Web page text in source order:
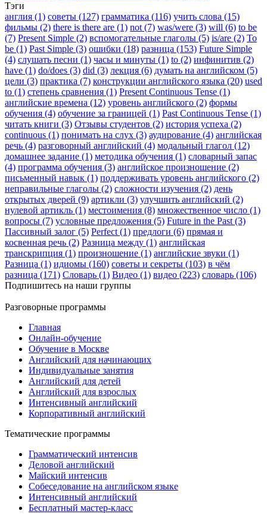
Тэги
англия (1) советы (127) грамматика (116) учить слова (15)
фильмы (2) there is there are (1) not (7) was/were (3) will (6) to be
(7) Present Simple (2) вспомогательные глаголы (5) is/are (2) To
be (1) Past Simple (3) ошибки (18) разница (153) Future Simple
(4) слушать песни (1) часы и минуты (1) to (2) инфинитив (2)
have (1) do/does (3) did (3) лекция (6) думать на английском (5)
цели (3) практика (7) конструкции английского языка (20) used
to (1) степень сравнения (1) Present Continuous Tense (1)
английские времена (12) уровень английского (2) формы
обучения (4) обучение за границей (1) Past Continuous Tense (1)
читать книги (3) Отзывы студентов (2) история успеха (2)
continuous (1) понимать на слух (3) аудирование (4) английская
речь (4) разговорный английский (4) модальный глагол (12)
домашнее задание (1) методика обучения (1) словарный запас
(4) программа обучения (3) английское произношение (2)
письменный навык (1) поддерживать уровень английского (2)
неправильные глаголы (2) сложности изучения (2) день
открытых дверей (9) артикли (3) улучшить английский (2)
нулевой артикль (1) местоимения (8) множественное число (1)
вопросы (7) условные предложения (5) Future in the Past (3)
Пассивный залог (5) Perfect (1) предлоги (6) прямая и
косвенная речь (2) Разница между (1) английская
транскрипция (1) произношение (1) английские звуки (1)
Разница (1) идиомы (160) советы и секреты (103) в чём
разница (171) Словарь (1) Видео (1) видео (223) словарь (106)
Подпишитесь на наши группы
Разговорные программы
Главная
Онлайн-обучение
Обучение в Москве
Английский для начинающих
Индивидуальные занятия
Английский для детей
Английский для взрослых
Интенсивный английский
Корпоративный английский
Тематические программы
Грамматический интенсив
Деловой английский
Майский интенсив
Собеседование на английском языке
Интенсивный английский
Бесплатный мастер-класс